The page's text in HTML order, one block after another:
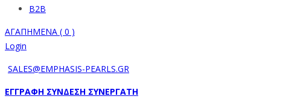
B2B
ΑΓΑΠΗΜΕΝΑ ( 0 )
Login
SALES@EMPHASIS-PEARLS.GR
ΕΓΓΡΑΦΗ ΣΥΝΔΕΣΗ ΣΥΝΕΡΓΑΤΗ